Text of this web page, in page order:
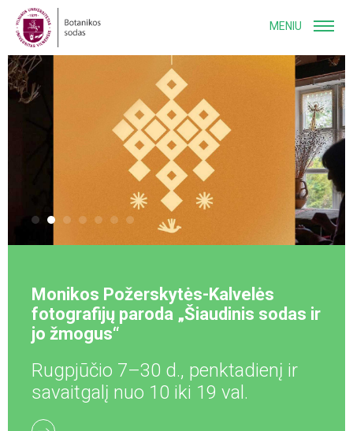
MENIU
Monikos Požerskytės-Kalvelės
fotografijų paroda „Šiaudinis sodas ir
jo žmogus“
Rugpjūčio 7–30 d., penktadienį ir
savaitgalį nuo 10 iki 19 val.